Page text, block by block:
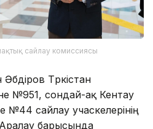
сайлау комиссиясы
Түркістан
№951, сондай-ақ Кентау
сайлау учаскелерінің
барысында